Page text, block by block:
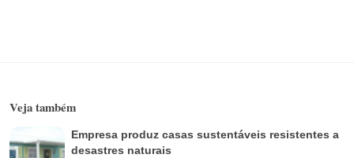
Veja também
Empresa produz casas sustentáveis resistentes a
desastres naturais